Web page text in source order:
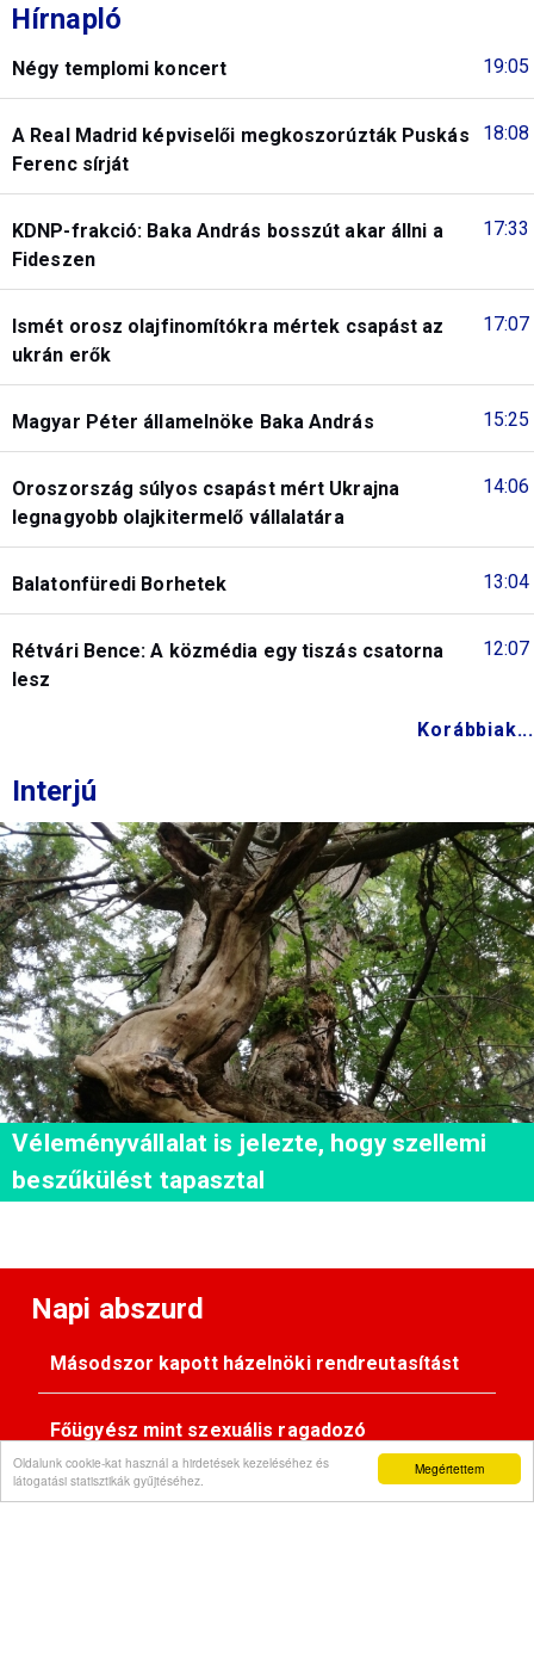
Megértettem
Oldalunk cookie-kat használ a hirdetések kezeléséhez és
látogatási statisztikák gyűjtéséhez.
Hírnapló
19:05
Négy templomi koncert
18:08
A Real Madrid képviselői megkoszorúzták Puskás
Ferenc sírját
17:33
KDNP-frakció: Baka András bosszút akar állni a
Fideszen
17:07
Ismét orosz olajfinomítókra mértek csapást az
ukrán erők
15:25
Magyar Péter államelnöke Baka András
14:06
Oroszország súlyos csapást mért Ukrajna
legnagyobb olajkitermelő vállalatára
13:04
Balatonfüredi Borhetek
12:07
Rétvári Bence: A közmédia egy tiszás csatorna
lesz
Korábbiak...
Interjú
Véleményvállalat is jelezte, hogy szellemi
beszűkülést tapasztal
Napi abszurd
Másodszor kapott házelnöki rendreutasítást
Főügyész mint szexuális ragadozó
Pimasz önkényúr